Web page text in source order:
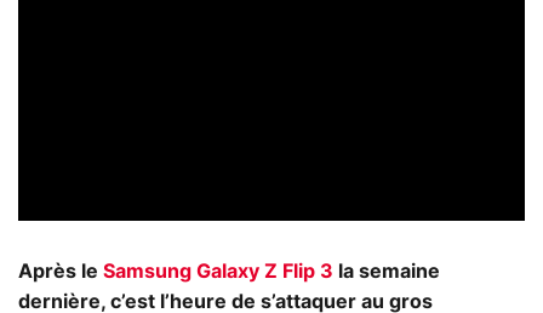
Après le Samsung Galaxy Z Flip 3 la semaine
dernière, c’est l’heure de s’attaquer au gros